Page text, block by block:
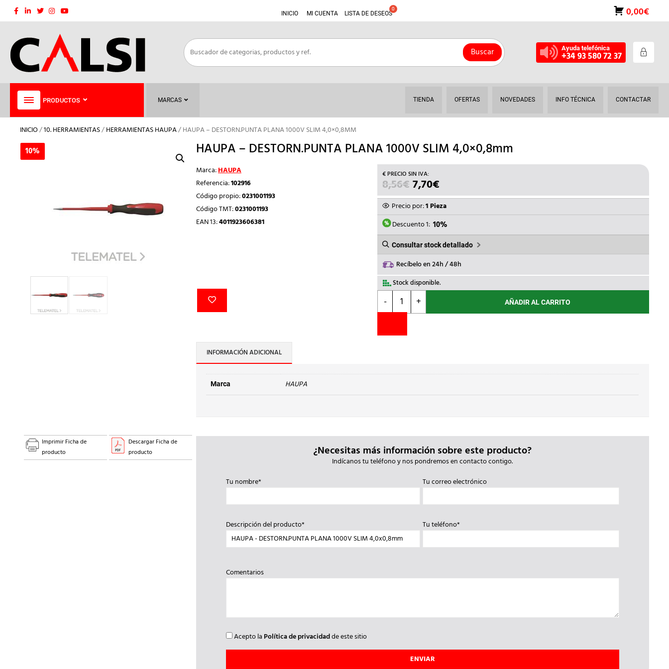
Saltar
INICIO MI CUENTA LISTA DE DESEOS 0,00€
Buscar Ayuda telefónica
+34 93 580 72 37
PRODUCTOS MARCAS TIENDA OFERTAS NOVEDADES INFO TÉCNICA CONTACTAR
INICIO/10. HERRAMIENTAS/HERRAMIENTAS HAUPA/ HAUPA – DESTORN.PUNTA PLANA 1000V SLIM 4,0×0,8MM
10% HAUPA – DESTORN.PUNTA PLANA 1000V SLIM 4,0×0,8mm
Marca:HAUPA
Referencia:102916
Código propio:0231001193
Código TMT:0231001193
EAN 13:4011923606381
8,56€ EL
PRECIO
ORIGINAL
ERA:
8,56€.
7,70€EL
PRECIO
ACTUAL
ES:
7,70€.
Precio por:1 Pieza
Descuento 1: 10%
Consultar stock detallado
Recíbelo en 24h / 48h
Stock disponible.
-
HAUPA
DESTORN.PUNTA
1000V
+ AÑADIR AL CARRITO
INFORMACIÓN ADICIONAL
Marca HAUPA
10%
Imprimir Ficha de
producto
Descargar Ficha de
producto
¿Necesitas más información sobre este producto?
Indícanos tu teléfono y nos pondremos en contacto contigo.
Tu nombre*
Tu correo electrónico
Descripción del producto* Tu teléfono*
Comentarios
Acepto la Política de privacidadde este sitio